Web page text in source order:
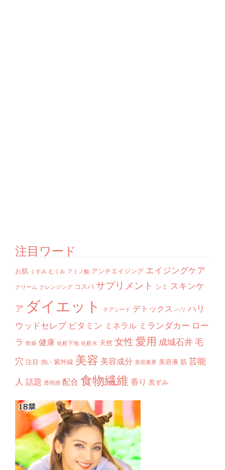
注目ワード
お肌 くすみ むくみ アミノ酸 アンチエイジング エイジングケア
クリーム クレンジング コスパ サプリメント シミ スキンケ
ア ダイエット チアシード デトックス ハリ ハリ
ウッドセレブ ビタミン ミネラル ミランダカー ロー
ラ 乾燥 健康 化粧下地 化粧水 天然 女性愛用 成城石井毛
穴 注目 潤い 紫外線 美容 美容成分 美容業界 美容液 肌 芸能
人 話題 透明感 配合 食物繊維 香り 黒ずみ